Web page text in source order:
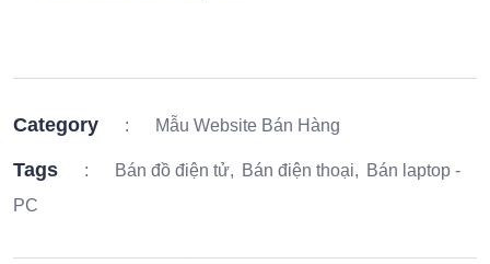
Category : Mẫu Website Bán Hàng
Tags : Bán đồ điện tử Bán điện thoại
Bán laptop -
PC